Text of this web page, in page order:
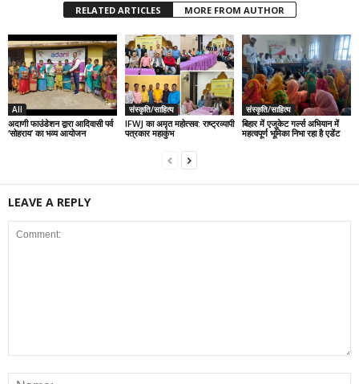
RELATED ARTICLES MORE FROM AUTHOR
All
अदाणी फाउंडेशन द्वारा आदिवासी पर्व
‘सोहराय’ का भव्य आयोजन
संस्कृति/साहित्य
IFWJ का अमृत महोत्सव: राष्ट्रव्यापी
पत्रकार महाकुंभ
संस्कृति/साहित्य
बिहार में एजुकेट गर्ल्स अभियान में
महत्वपूर्ण भूमिका निभा रहा है एडेंट
LEAVE A REPLY